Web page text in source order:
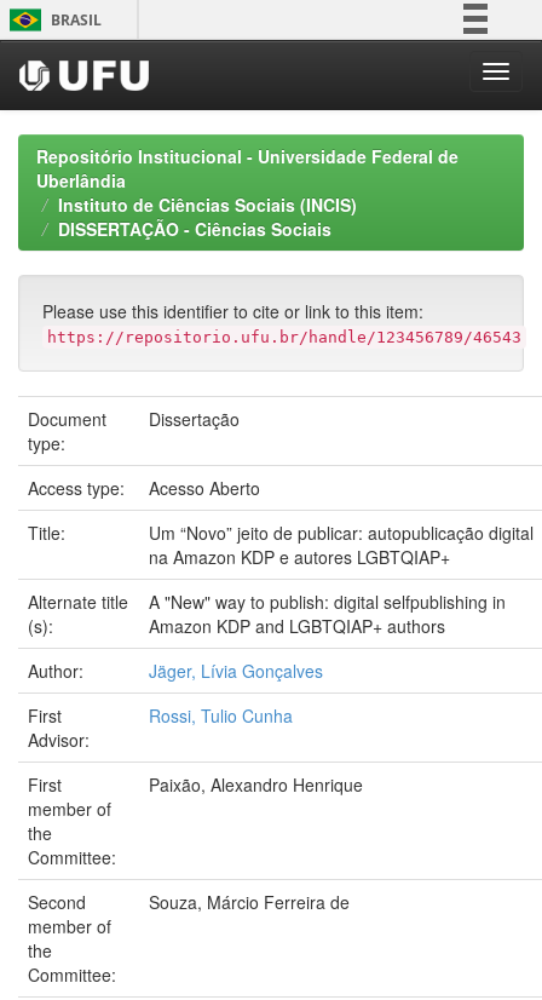
Skip
navigation
BRASIL
Participe
Acesso à informação
Legislação
Repositório Institucional - Universidade Federal de
Uberlândia
Instituto de Ciências Sociais (INCIS)
DISSERTAÇÃO - Ciências Sociais
Please use this identifier to cite or link to this item:
https://repositorio.ufu.br/handle/123456789/46543
Document
type:
Dissertação
Access type:
Acesso Aberto
Title:
Um “Novo” jeito de publicar: autopublicação digital
na Amazon KDP e autores LGBTQIAP+
Alternate title
(s):
A "New" way to publish: digital selfpublishing in
Amazon KDP and LGBTQIAP+ authors
Author:
Jäger, Lívia Gonçalves
First
Advisor:
Rossi, Tulio Cunha
First
member of
the
Committee:
Paixão, Alexandro Henrique
Second
member of
the
Committee:
Souza, Márcio Ferreira de